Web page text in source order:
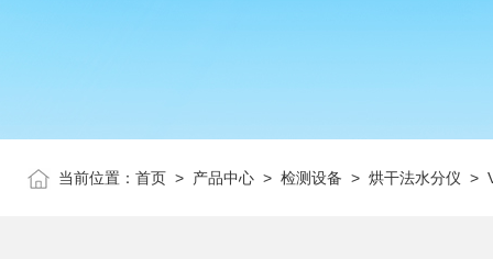
当前位置： 首页 > 产品中心 > 检测设备 > 烘干法水分仪 >